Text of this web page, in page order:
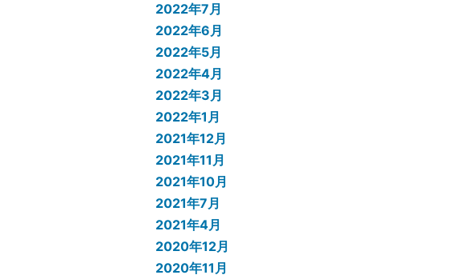
2022年7月
2022年6月
2022年5月
2022年4月
2022年3月
2022年1月
2021年12月
2021年11月
2021年10月
2021年7月
2021年4月
2020年12月
2020年11月